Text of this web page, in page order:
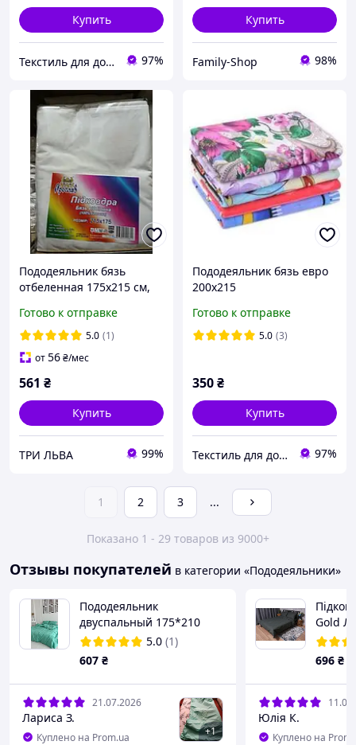
Купить
Текстиль для дома "1001 НОЧЬ" 97%
Купить
Family-Shop 98%
Пододеяльник бязь
отбеленная 175х215 см,
пододеяльник из
натуральной бязи
Ярослав
Готово к отправке
5.0 (1)
от56₴/мес
561 ₴
Купить
ТРИ ЛЬВА 99%
Пододеяльник бязь евро
200х215
Готово к отправке
5.0 (3)
350₴
Купить
Текстиль для дома "1001 НОЧЬ" 97%
1 2 3 ...
Показано 1 - 29 товаров из 9000+
Отзывы покупателей в категории «Пододеяльники»
Пододеяльник
двуспальный 175*210
Бязь Gold Luxe на молнии
мята
5.0 (1)
607 ₴
21.07.2026
Лариса З.
Куплено на Prom.ua +1
Gold
696 ₴
Юлія К.
Куплено на